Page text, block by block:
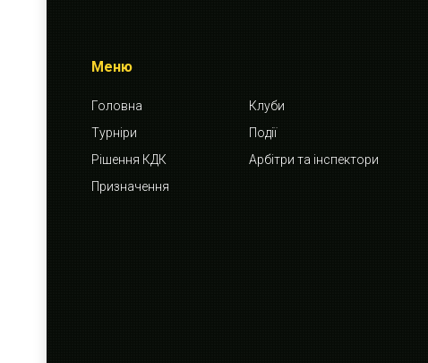
Меню
Головна
Клуби
Турніри
Події
Рішення КДК
Арбітри та інспектори
Призначення